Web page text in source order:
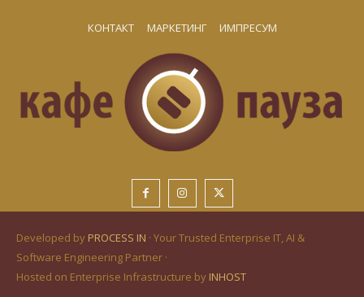
КОНТАКТ МАРКЕТИНГ ИМПРЕСУМ
Developed by PROCESS IN · Your Trusted Enterprise IT, AI &
Software Engineering Partner ·
Hosted on Enterprise Infrastructure by INHOST